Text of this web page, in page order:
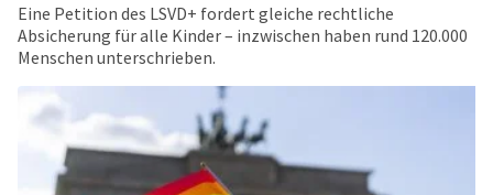
Eine Petition des LSVD+ fordert gleiche rechtliche
Absicherung für alle Kinder – inzwischen haben rund 120.000
Menschen unterschrieben.